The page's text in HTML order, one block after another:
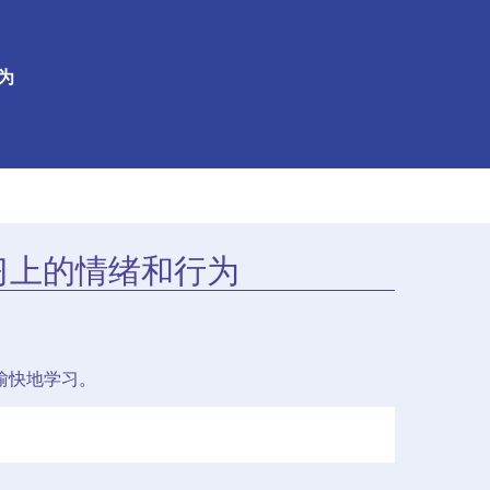
的情绪和行为
地学习。